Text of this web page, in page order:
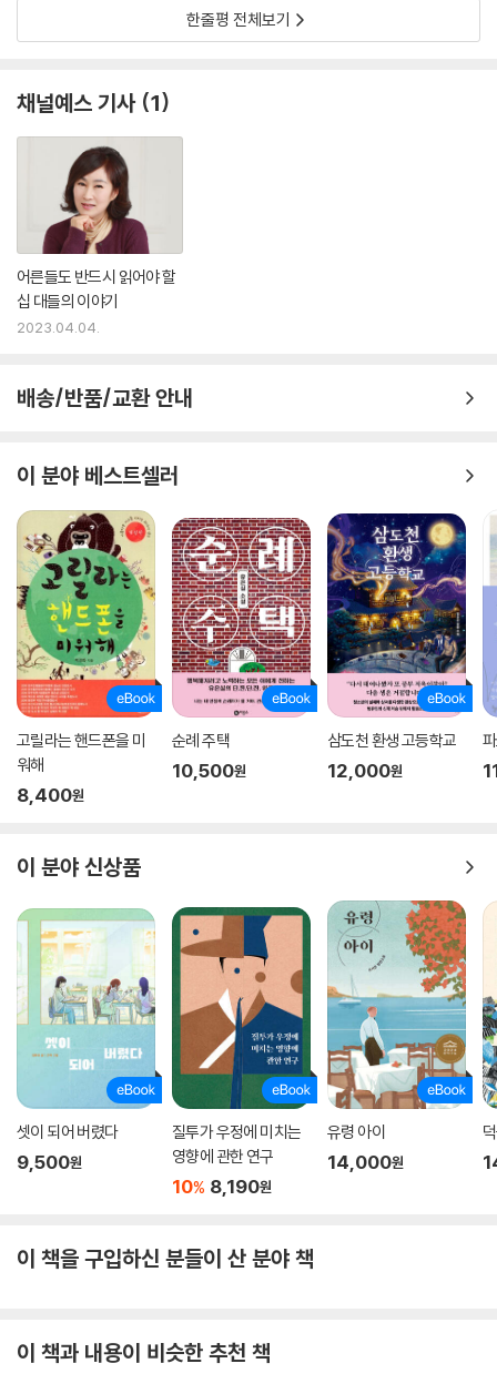
한줄평 전체보기
채널예스 기사 1
어른들도 반드시 읽어야 할
십 대들의 이야기
2023.04.04.
배송/반품/교환 안내
이 분야 베스트셀러
고릴라는 핸드폰을 미
워해
8,400원
순례 주택
10,500원
삼도천 환생 고등학교
12,000원
이 분야 신상품
셋이 되어 버렸다
9,500원
질투가 우정에 미치는
영향에 관한 연구
10% 8,190원
유령 아이
14,000원
이 책을 구입하신 분들이 산 분야 책
이 책과 내용이 비슷한 추천 책